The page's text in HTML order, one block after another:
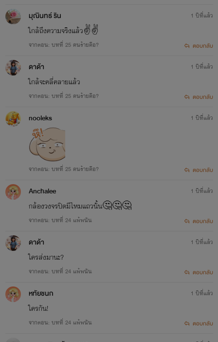
มุณินทธ์ ริน
ใกล้ถึงความจริงแล้ว✌️✌️
จากตอน: บทที่ 25 คนร้ายคือ?
1 ปีที่แล้ว
ตอบกลับ
ดาด้า
ใกล้จะคลี่คลายแล้ว
จากตอน: บทที่ 25 คนร้ายคือ?
1 ปีที่แล้ว
ตอบกลับ
nooleks
จากตอน: บทที่ 25 คนร้ายคือ?
1 ปีที่แล้ว
ตอบกลับ
Anchalee
กล้องวงจรปิดมีไหมแถวนั้น🤔🤔🤔
จากตอน: บทที่ 24 แพ้พนัน
1 ปีที่แล้ว
ตอบกลับ
ดาด้า
ใครส่งมานะ?
จากตอน: บทที่ 24 แพ้พนัน
1 ปีที่แล้ว
ตอบกลับ
หทัยชนก
ใครกัน!
จากตอน: บทที่ 24 แพ้พนัน
1 ปีที่แล้ว
ตอบกลับ